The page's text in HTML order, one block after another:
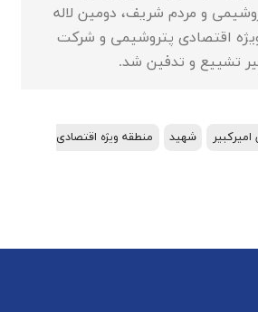
و مردم شریف، دومین لاله
اقتصادی پتروشیمی و شرکت
تشییع و تدفین شد.
شهید
منطقه ویژه اقتصادی